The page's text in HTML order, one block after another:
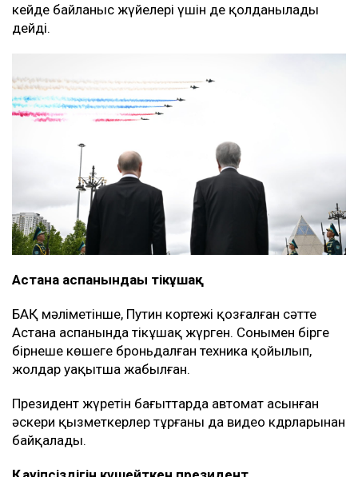
кейде байланыс жүйелері үшін де қолданылады
дейді.
Астана аспанындағы тікұшақ
БАҚ мәліметінше, Путин кортежі қозғалған сәтте
Астана аспанында тікұшақ жүрген. Сонымен бірге
бірнеше көшеге броньдалған техника қойылып,
жолдар уақытша жабылған.
Президент жүретін бағыттарда автомат асынған
әскери қызметкерлер тұрғаны да видео кдрларынан
байқалады.